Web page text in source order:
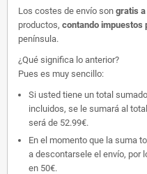
Los costes de envío son gratis
productos, contando impuestos
península.
¿Qué significa lo anterior?
Pues es muy sencillo:
Si usted tiene un total
incluidos, se le sumará al
será de 52.99€.
En el momento que la suma
a descontarsele el envío, por
en 50€.